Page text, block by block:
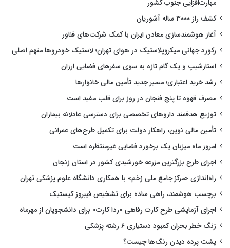
مهارت‌افزایی جنوب کشور
کشف راز ۳۰۰۰ ساله آشوریان
آغاز هوشمندسازی معادن ایران با کمک شرکت‌های فناور
رکورد جهانی میکروپلاستیک در هوای تهران؛ لاستیک خودروها متهم اصلی
استارشیپ و یک گام تازه به سوی سفرهای فضایی ارزان
رشد خرید اعتباری؛ مسیر جدید تأمین مالی خانوارها
مصرف قهوه تا پنج فنجان در روز برای قلب مفید است
توزیع هدفمند داروهای تخصصی برای دسترسی عادلانه بیماران
تأمین مالی نوین، راهکار دولت برای تکمیل طرح‌های عمرانی
امروز ماه میزبان یک برخورد فضایی غیرمنتظره است
اجرای طرح بزرگترین مزرعه خورشیدی کشور در استان زنجان
راه‌اندازی «مرکز جامع ملی زخم» با همکاری دانشگاه علوم پزشکی تهران
برچسب هوشمند، راهی ساده برای تشخیص فیبروز کیستیک
اجرای آزمایشی طرح کارت رفاهی «ردا کارت» برای دانشجویان از مهرماه
زنگ خطر بحران کمبود دستیاری ۶ رشته پزشکی
پشت پرده دیدن رنگ‌ها چیست؟